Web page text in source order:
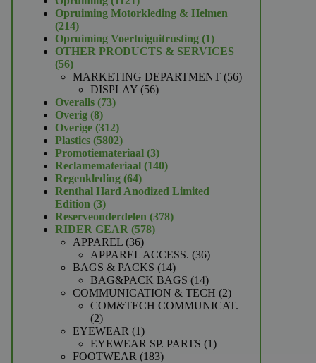
producten
Opruiming Motorkleding & Helmen
214214
producten
Opruiming Voertuiguitrusting 11
product
OTHER PRODUCTS & SERVICES
5656
producten
MARKETING DEPARTMENT 5656
DISPLAY 5656
Overalls 7373
Overig 88
producten
Overige 312312
producten
Plastics 58025802
producten
Promotiemateriaal 33
producten
Reclamemateriaal 140140
Regenkleding 6464
producten
Renthal Hard Anodized Limited
Edition 33
producten
Reserveonderdelen 378378
RIDER GEAR 578578
APPAREL 3636
producten
APPAREL ACCESS. 3636
BAGS & PACKS 1414
producten
BAG&PACK BAGS 1414
producten
COMMUNICATION & TECH 22
producten
COM&TECH COMMUNICAT.
22
producten
EYEWEAR 11
product
EYEWEAR SP. PARTS 11
FOOTWEAR 183183